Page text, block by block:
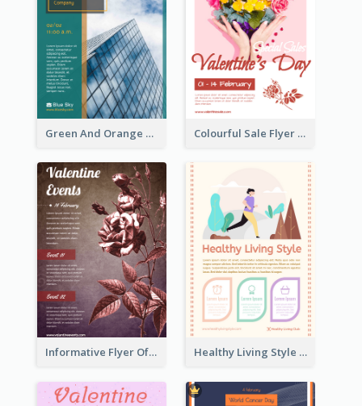
Green And Orange Flyer Of Opening Ceremony Colourful Sale Flyer Of Valentine Day With Photo
Informative Flyer Of Valentine Activities In Dark Colour Tone Healthy Living Style Flyer In Warm Colour Tone